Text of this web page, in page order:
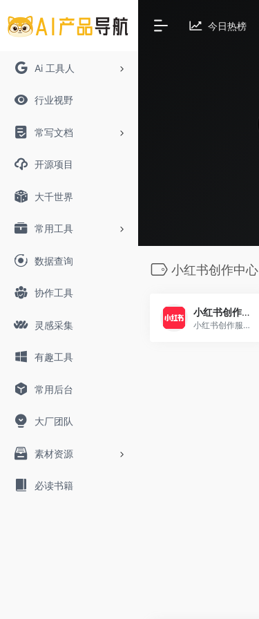
Ai 工具人
行业视野
常写文档
开源项目
大千世界
常用工具
数据查询
协作工具
灵感采集
有趣工具
常用后台
大厂团队
素材资源
必读书籍
今日热榜
小红书创作中心
小红书创作服务平台
小红书创作服务平台为小红书创作者和机构提供视频上传、数据分析、粉丝管理、创作指导等多项运营服务，助力用户解锁更多创作者专属功能，体验高效创作！